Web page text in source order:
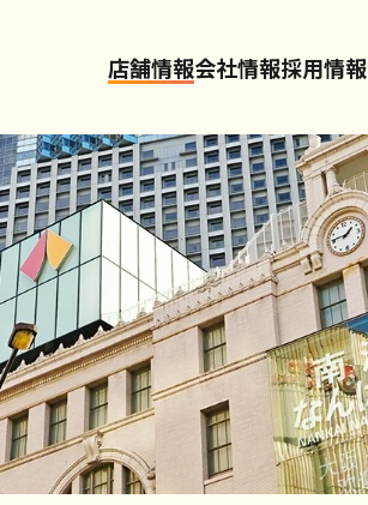
店舗情報会社情報採用情報